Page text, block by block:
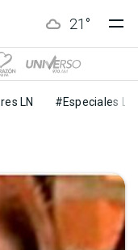
21 °
LN #Especiales LN